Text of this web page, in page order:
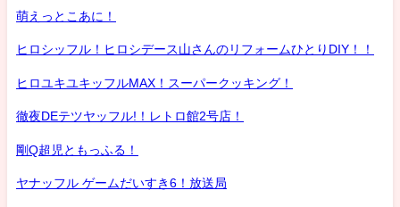
萌えっとこあに！
ヒロシッフル！ヒロシデース山さんのリフォームひとりDIY！！
ヒロユキユキッフルMAX！スーパークッキング！
徹夜DEテツヤッフル!！レトロ館2号店！
剛Q超児ともっふる！
ヤナッフル ゲームだいすき6！放送局